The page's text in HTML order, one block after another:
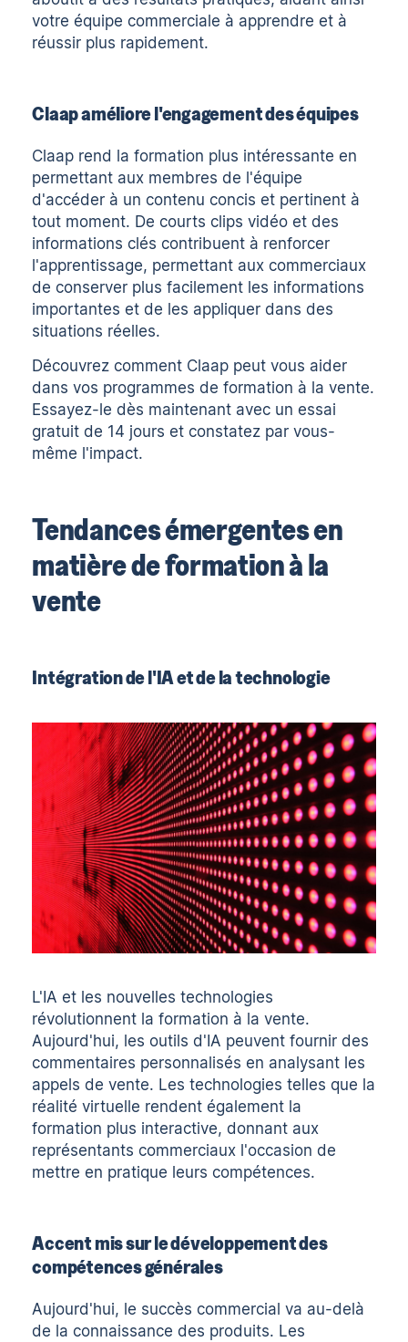
votre équipe commerciale à apprendre et à
réussir plus rapidement.
Claap améliore l'engagement des équipes
Claap rend la formation plus intéressante en
permettant aux membres de l'équipe
d'accéder à un contenu concis et pertinent à
tout moment. De courts clips vidéo et des
informations clés contribuent à renforcer
l'apprentissage, permettant aux commerciaux
de conserver plus facilement les informations
importantes et de les appliquer dans des
situations réelles.
Découvrez comment Claap peut vous aider
dans vos programmes de formation à la vente.
Essayez-le dès maintenant avec un essai
gratuit de 14 jours et constatez par vous-
même l'impact.
Tendances émergentes en
matière de formation à la
vente
Intégration de l'IA et de la technologie
L'IA et les nouvelles technologies
révolutionnent la formation à la vente.
Aujourd'hui, les outils d'IA peuvent fournir des
commentaires personnalisés en analysant les
appels de vente. Les technologies telles que la
réalité virtuelle rendent également la
formation plus interactive, donnant aux
représentants commerciaux l'occasion de
mettre en pratique leurs compétences.
Accent mis sur le développement des
compétences générales
Aujourd'hui, le succès commercial va au-delà
de la connaissance des produits. Les